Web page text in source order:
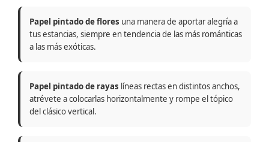
Papel pintado de flores una manera de aportar alegría a
tus estancias, siempre en tendencia de las más románticas
a las más exóticas.
Papel pintado de rayas líneas rectas en distintos anchos,
atrévete a colocarlas horizontalmente y rompe el tópico
del clásico vertical.